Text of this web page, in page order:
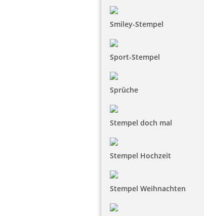
Smiley-Stempel
Sport-Stempel
Sprüche
Stempel doch mal
Stempel Hochzeit
Stempel Weihnachten